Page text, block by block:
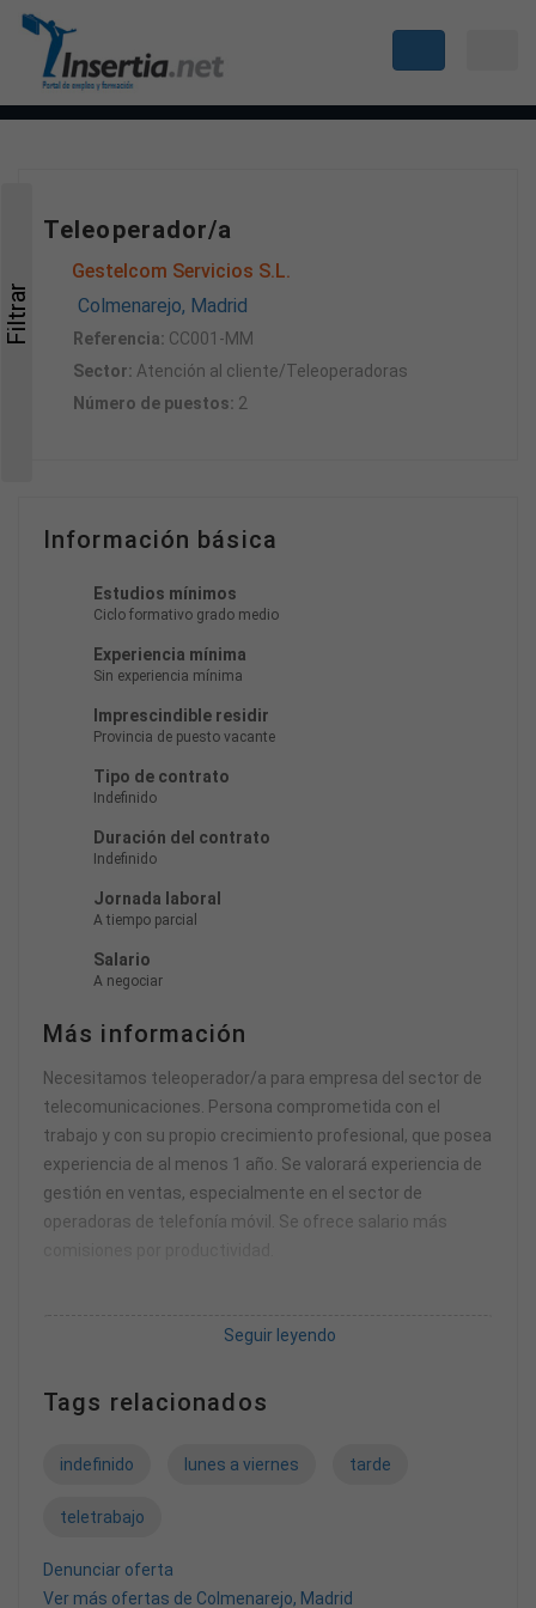
Teleoperador/a
Gestelcom Servicios S.L.
Colmenarejo, Madrid
Referencia: CC001-MM
Sector: Atención al cliente/Teleoperadoras
Número de puestos: 2
Información básica
Estudios mínimos
Ciclo formativo grado medio
Experiencia mínima
Sin experiencia mínima
Imprescindible residir
Provincia de puesto vacante
Tipo de contrato
Indefinido
Duración del contrato
Indefinido
Jornada laboral
A tiempo parcial
Salario
A negociar
Más información
Necesitamos teleoperador/a para empresa del sector de
telecomunicaciones. Persona comprometida con el
trabajo y con su propio crecimiento profesional, que posea
experiencia de al menos 1 año. Se valorará experiencia de
gestión en ventas, especialmente en el sector de
operadoras de telefonía móvil. Se ofrece salario más
con 2 días de teletrabajo (lunes y viernes)
Funciones y tareas
• Gestión de correo y aplicaciones de cliente.
Se requiere
Seguir leyendo
Tags relacionados
indefinido lunes a viernes tarde
teletrabajo
Denunciar oferta
Ver más ofertas de Colmenarejo, Madrid
Filtrar